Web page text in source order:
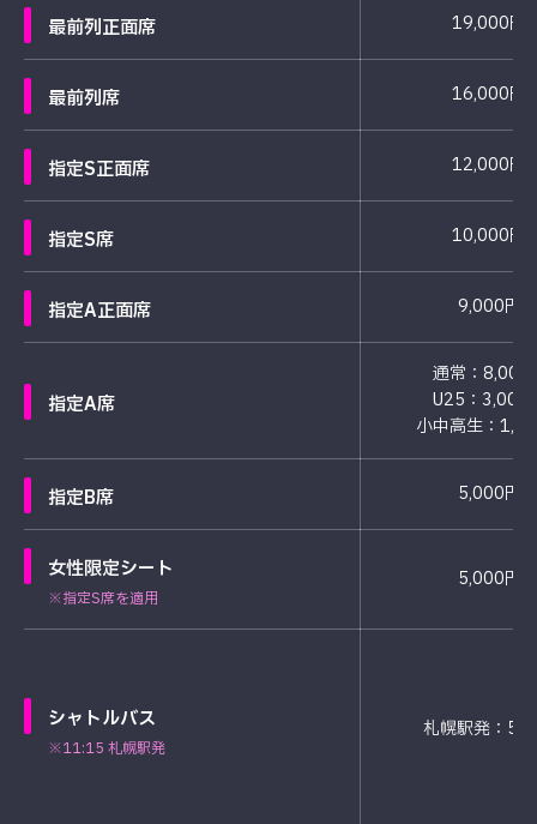
最前列正面席 19,000円
最前列席 16,000円
指定S正面席 12,000円
指定S席 10,000円
指定A正面席 9,000円
指定A席
通常：8,000
U25：3,000
小中高生：
指定B席 5,000円
女性限定シート
※指定S席を適用
5,000円
シャトルバス
※11:15 札幌駅発
札幌駅発：